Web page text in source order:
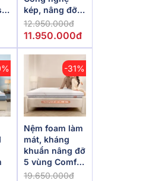
kép, nâng đỡ
vượt trội,
kháng khuẩn
12.950.000đ
11.950.000đ
-31%
Nệm foam làm
mát, kháng
khuẩn nâng đỡ
5 vùng Comfy
Lux 1.0
19.650.000đ